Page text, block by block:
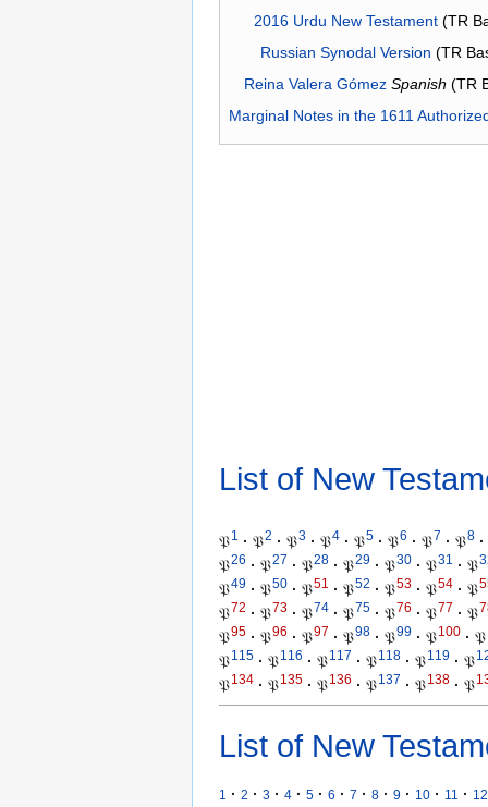
2016 Urdu New Testament(TR
Russian Synodal Version (TR
Reina Valera Gómez Spanish (TR
Marginal Notes in the 1611
List of New
𝔓1 · 𝔓2 · 𝔓3 · 𝔓4 · 𝔓5 · 𝔓6 · 𝔓7 · 𝔓8 ·
𝔓26 · 𝔓27 · 𝔓28 · 𝔓29 · 𝔓30 · 𝔓31 · 𝔓
𝔓49 · 𝔓50 · 𝔓51 · 𝔓52 · 𝔓53 · 𝔓54 · 𝔓
𝔓72 · 𝔓73 · 𝔓74 · 𝔓75 · 𝔓76 · 𝔓77 · 𝔓
𝔓95 · 𝔓96 · 𝔓97 · 𝔓98 · 𝔓99 · 𝔓100 · 𝔓
𝔓115 · 𝔓116 · 𝔓117 · 𝔓118 · 𝔓119 · 𝔓
𝔓134 · 𝔓135 · 𝔓136 · 𝔓137 · 𝔓138 · 𝔓
List of New
1 · 2 · 3 · 4 · 5 · 6 · 7 · 8 · 9 · 10 · 11 · 12